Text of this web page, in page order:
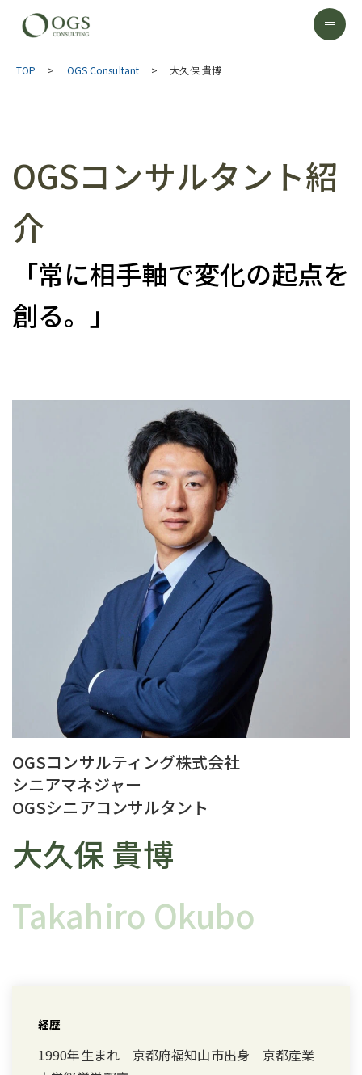
TOP > OGS Consultant > 大久保 貴博
OGSコンサルタント紹
介
「常に相手軸で変化の起点を
創る。」
OGSコンサルティング株式会社
シニアマネジャー
OGSシニアコンサルタント
大久保 貴博
Takahiro Okubo
経歴
1990年生まれ 京都府福知山市出身 京都産業